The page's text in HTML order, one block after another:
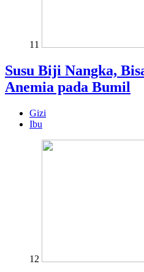
11
Susu Biji Nangka,
Anemia pada Bumil
Gizi
Ibu
12